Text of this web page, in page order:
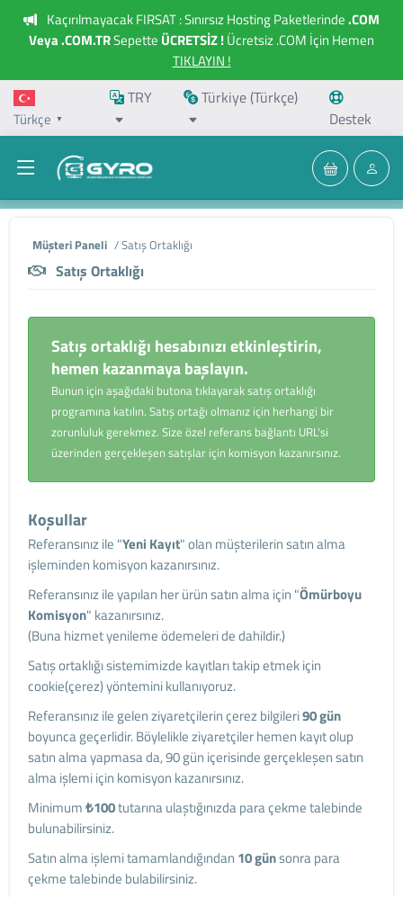
Kaçırılmayacak FIRSAT : Sınırsız Hosting Paketlerinde.COM
Veya .COM.TRSepette ÜCRETSİZ !Ücretsiz .COM İçin Hemen
TIKLAYIN !
Türkçe ▼
TRY
Türkiye (Türkçe)
Destek
Müşteri Paneli / Satış Ortaklığı
Satış Ortaklığı
Satış ortaklığı hesabınızı etkinleştirin,
hemen kazanmaya başlayın.
Bunun için aşağıdaki butona tıklayarak satış ortaklığı
programına katılın. Satış ortağı olmanız için herhangi bir
zorunluluk gerekmez. Size özel referans bağlantı URL'si
üzerinden gerçekleşen satışlar için komisyon kazanırsınız.
Koşullar
Referansınız ile "Yeni Kayıt" olan müşterilerin satın alma
işleminden komisyon kazanırsınız.
Referansınız ile yapılan her ürün satın alma için "Ömürboyu
Komisyon" kazanırsınız.
(Buna hizmet yenileme ödemeleri de dahildir.)
Satış ortaklığı sistemimizde kayıtları takip etmek için
cookie(çerez) yöntemini kullanıyoruz.
Referansınız ile gelen ziyaretçilerin çerez bilgileri90 gün
boyunca geçerlidir. Böylelikle ziyaretçiler hemen kayıt olup
satın alma yapmasa da, 90 gün içerisinde gerçekleşen satın
alma işlemi için komisyon kazanırsınız.
Minimum₺100tutarına ulaştığınızda para çekme talebinde
bulunabilirsiniz.
Satın alma işlemi tamamlandığından 10 günsonra para
çekme talebinde bulabilirsiniz.